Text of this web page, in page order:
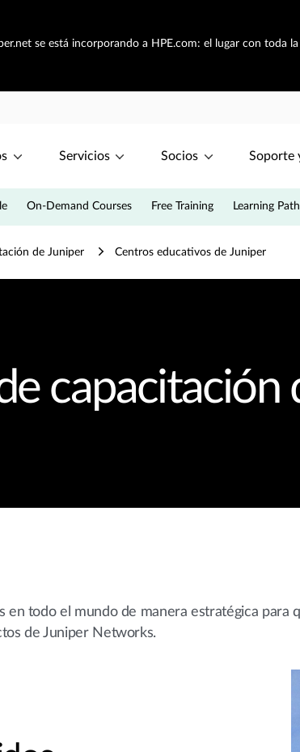
se está incorporando a HPE.com: el lugar con toda
Servicios Socios Soporte
On-Demand Courses Free Training Learning
de Juniper Centros educativos de Juniper
capacitación
en todo el mundo de manera estratégica para
de Juniper Networks.